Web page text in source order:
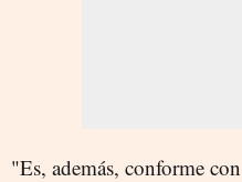
"Es, además, conforme